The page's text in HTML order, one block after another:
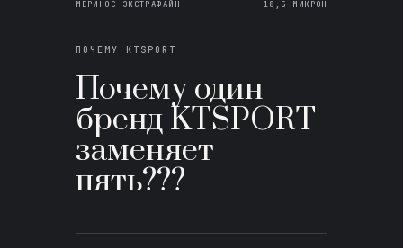
МЕРИНОС ЭКСТРАФАЙН 18,5 МИКРОН
ПОЧЕМУ KTSPORT
Почему один
бренд KTSPORT
заменяет
пять???